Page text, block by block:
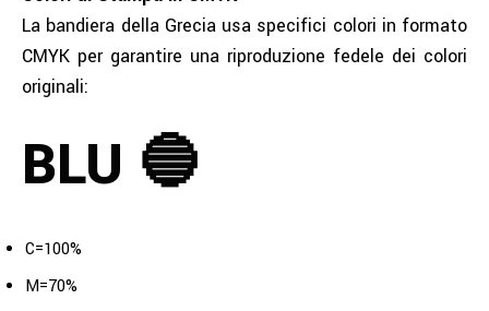
La bandiera della Grecia usa specifici colori in formato
CMYK per garantire una riproduzione fedele dei colori
originali:
BLU 🔵
C=100%
M=70%